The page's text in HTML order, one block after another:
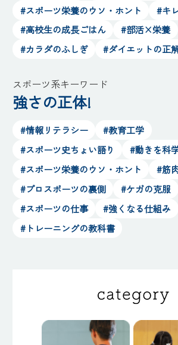
#スポーツ栄養のウソ・ホント
#キ
#高校生の成長ごはん
#部活×栄養
#カラダのふしぎ
#ダイエットの正
スポーツ系キーワード
強さの正体!
#情報リテラシー
#教育工学
#スポーツ史ちょい語り
#動きを科
#スポーツ栄養のウソ・ホント
#筋
#プロスポーツの裏側
#ケガの克服
#スポーツの仕事
#強くなる仕組み
#トレーニングの教科書